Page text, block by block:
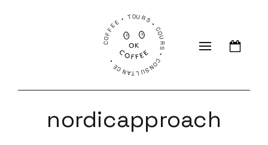
COFFEE • TOURS • COURS • CONSULTANCE •
nordicapproach